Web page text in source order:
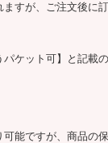
すが、ご注文後に訂
ケット可】と記載
能ですが、商品の